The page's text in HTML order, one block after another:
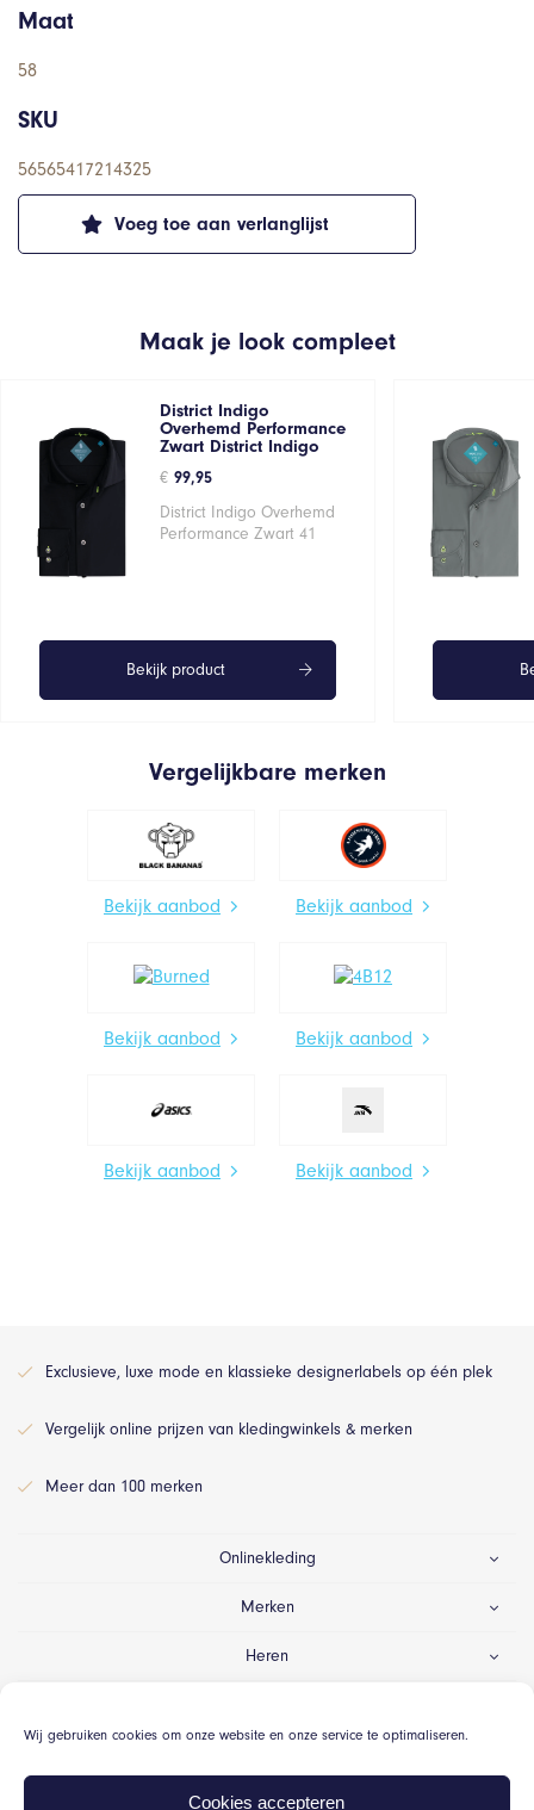
Wij gebruiken cookies om onze website en onze service te optimaliseren.
Cookies accepteren
Voeg toe aan verlanglijst
Maat
58
SKU
56565417214325
Maak je look compleet
District Indigo
Overhemd Performance
Zwart District Indigo
€ 99,95
District Indigo Overhemd
Performance Zwart 41
Bekijk product
Vergelijkbare merken
Bekijk aanbod Bekijk aanbod
Bekijk aanbod Bekijk aanbod
Bekijk aanbod Bekijk aanbod
Exclusieve, luxe mode en klassieke designerlabels op één plek
Vergelijk online prijzen van kledingwinkels & merken
Meer dan 100 merken
Onlinekleding
Merken
Heren